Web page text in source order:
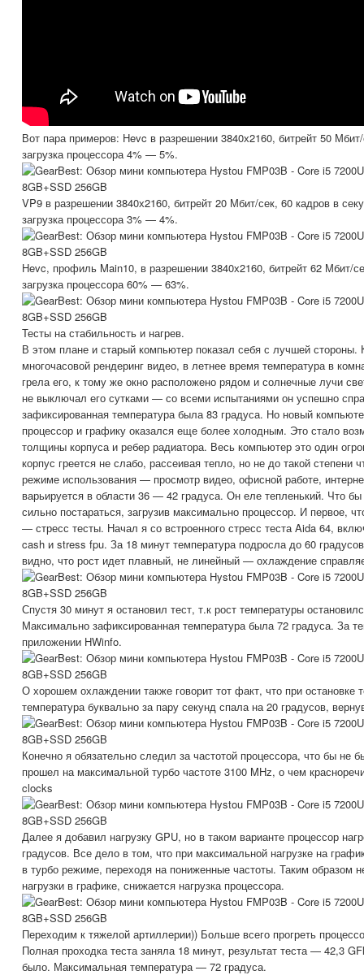
Вот пара примеров: Hevc в разрешении 3840х2160, битрейт 50
загрузка процессора 4% — 5%.
VP9 в разрешении 3840х2160, битрейт 20 Мбит/сек, 60 кадров в
загрузка процессора 3% — 4%.
Hevc, профиль Main10, в разрешении 3840х2160, битрейт 62 Мбит/
загрузка процессора 60% — 63%.
Тесты на стабильность и нагрев.
В этом плане и старый компьютер показал себя с лучшей стороны.
многочасовой рендеринг видео, в летнее время температура в
грела его, к тому же окно расположено рядом и солнечные лучи
не выключал его сутками — со всеми испытаниями он успешно
зафиксированная температура была 83 градуса. Но новый
процессор и графику оказался еще более холодным. Это стало
толщины корпуса и ребер радиатора. Весь компьютер это один
корпус греется не слабо, рассеивая тепло, но не до такой
режиме использования — просмотр видео, офисной работе,
варьируется в области 36 — 42 градуса. Он еле тепленький. Что бы
сильно постараться, загрузив максимально процессор. И первое,
— стресс тесты. Начал я со встроенного стресс теста Aida 64,
cash и stress fpu. За 18 минут температура подросла до 60
видно, что рост идет плавный, не линейный — охлаждение
Спустя 30 минут я остановил тест, т.к рост температуры
Максимально зафиксированная температура была 72 градуса. За
приложении HWinfo.
О хорошем охлаждении также говорит тот факт, что при остановке
температура буквально за пару секунд спала на 20 градусов,
Конечно я обязательно следил за частотой процессора, что бы не
прошел на максимальной турбо частоте 3100 MHz, о чем
clocks
Далее я добавил нагрузку GPU, но в таком варианте процессор
градусов. Все дело в том, что при максимальной нагрузке на
в турбо режиме, переходя на пониженные частоты. Таким образом
нагрузки в графике, снижается нагрузка процессора.
Переходим к тяжелой артиллерии)) Больше всего прогреть
Полная проходка теста заняла 18 минут, результат теста — 42,3
было. Максимальная температура — 72 градуса.